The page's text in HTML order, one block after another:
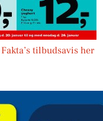
Fakta’s tilbudsavis her